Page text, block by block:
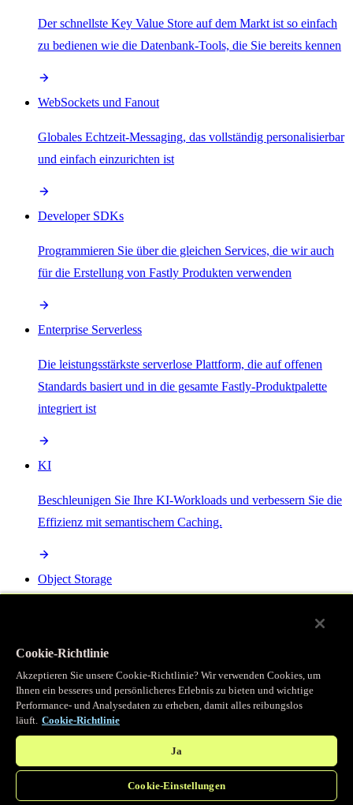
Der schnellste Key Value Store auf dem Markt ist so einfach
zu bedienen wie die Datenbank-Tools, die Sie bereits kennen
WebSockets und Fanout
Globales Echtzeit-Messaging, das vollständig personalisierbar
und einfach einzurichten ist
Developer SDKs
Programmieren Sie über die gleichen Services, die wir auch
für die Erstellung von Fastly Produkten verwenden
Enterprise Serverless
Die leistungsstärkste serverlose Plattform, die auf offenen
Standards basiert und in die gesamte Fastly-Produktpalette
integriert ist
KI
Beschleunigen Sie Ihre KI-Workloads und verbessern Sie die
Effizienz mit semantischem Caching.
Object Storage
Programmierbarer Cache
Erhalten Sie vollständigen programmatischen Zugriff auf das
legendäre Caching, das unser CDN antreibt.
Cookie-Richtlinie
Akzeptieren Sie unsere Cookie-Richtlinie? Wir verwenden Cookies, um
Ihnen ein besseres und persönlicheres Erlebnis zu bieten und wichtige
Performance- und Analysedaten zu erheben, damit alles reibungslos
läuft. Cookie-Richtlinie
Ja
Cookie-Einstellungen